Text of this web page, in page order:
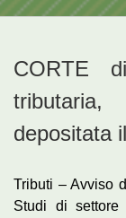
CORTE
depositata
Tributi – Avviso
Studi di settore